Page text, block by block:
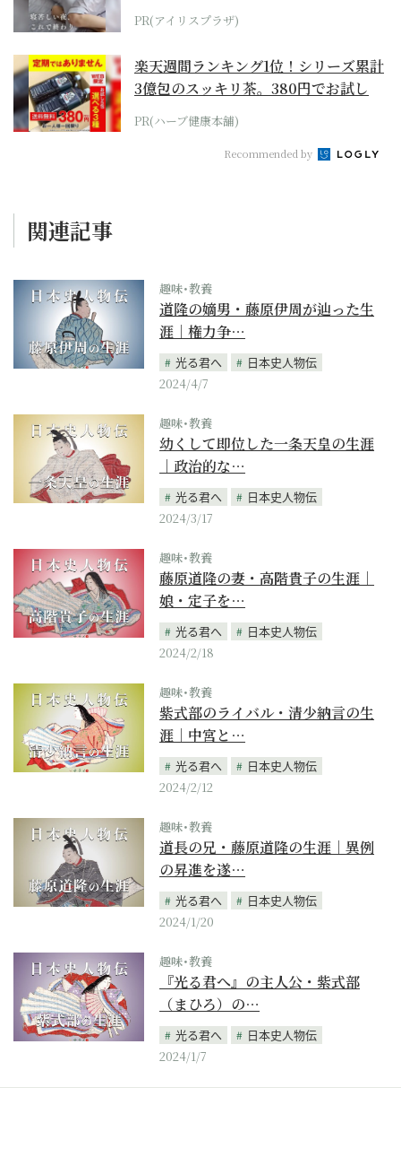
PR(アイリスプラザ)
楽天週間ランキング1位！シリーズ累計
3億包のスッキリ茶。380円でお試し
PR(ハーブ健康本舗)
Recommended by
関連記事
趣味･教養
道隆の嫡男・藤原伊周が辿った生
涯｜権力争…
光る君へ
日本史人物伝
2024/4/7
趣味･教養
幼くして即位した一条天皇の生涯
｜政治的な…
光る君へ
日本史人物伝
2024/3/17
趣味･教養
藤原道隆の妻・高階貴子の生涯｜
娘・定子を…
光る君へ
日本史人物伝
2024/2/18
趣味･教養
紫式部のライバル・清少納言の生
涯｜中宮と…
光る君へ
日本史人物伝
2024/2/12
趣味･教養
道長の兄・藤原道隆の生涯｜異例
の昇進を遂…
光る君へ
日本史人物伝
2024/1/20
趣味･教養
『光る君へ』の主人公・紫式部
（まひろ）の…
光る君へ
日本史人物伝
2024/1/7